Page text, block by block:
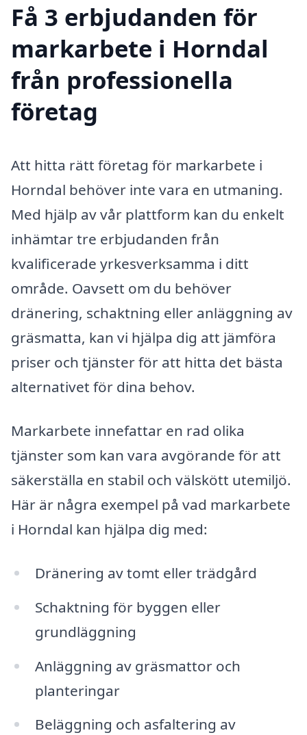
Få 3 erbjudanden för
markarbete i Horndal
från professionella
företag
Att hitta rätt företag för markarbete i
Horndal behöver inte vara en utmaning.
Med hjälp av vår plattform kan du enkelt
inhämtar tre erbjudanden från
kvalificerade yrkesverksamma i ditt
område. Oavsett om du behöver
dränering, schaktning eller anläggning av
gräsmatta, kan vi hjälpa dig att jämföra
priser och tjänster för att hitta det bästa
alternativet för dina behov.
Markarbete innefattar en rad olika
tjänster som kan vara avgörande för att
säkerställa en stabil och välskött utemiljö.
Här är några exempel på vad markarbete
i Horndal kan hjälpa dig med:
Dränering av tomt eller trädgård
Schaktning för byggen eller
grundläggning
Anläggning av gräsmattor och
planteringar
Beläggning och asfaltering av